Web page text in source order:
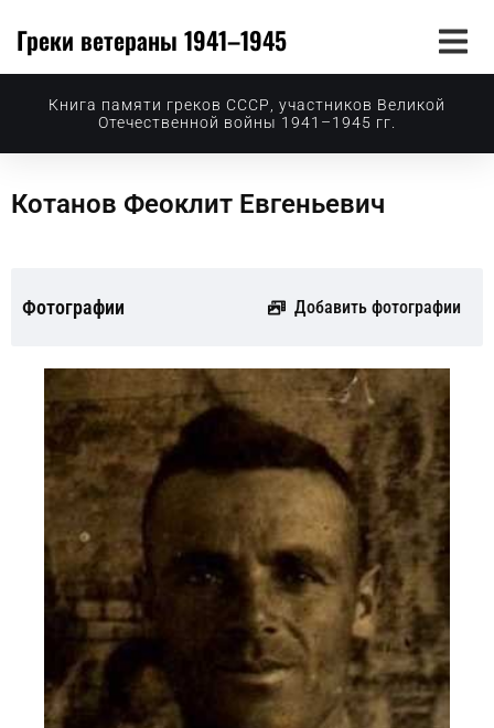
Греки ветераны 1941–1945
Книга памяти греков СССР, участников Великой
Отечественной войны 1941–1945 гг.
Котанов Феоклит Евгеньевич
Фотографии Добавить фотографии